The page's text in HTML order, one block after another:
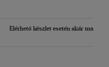
Elérhető készlet esetén akár ma